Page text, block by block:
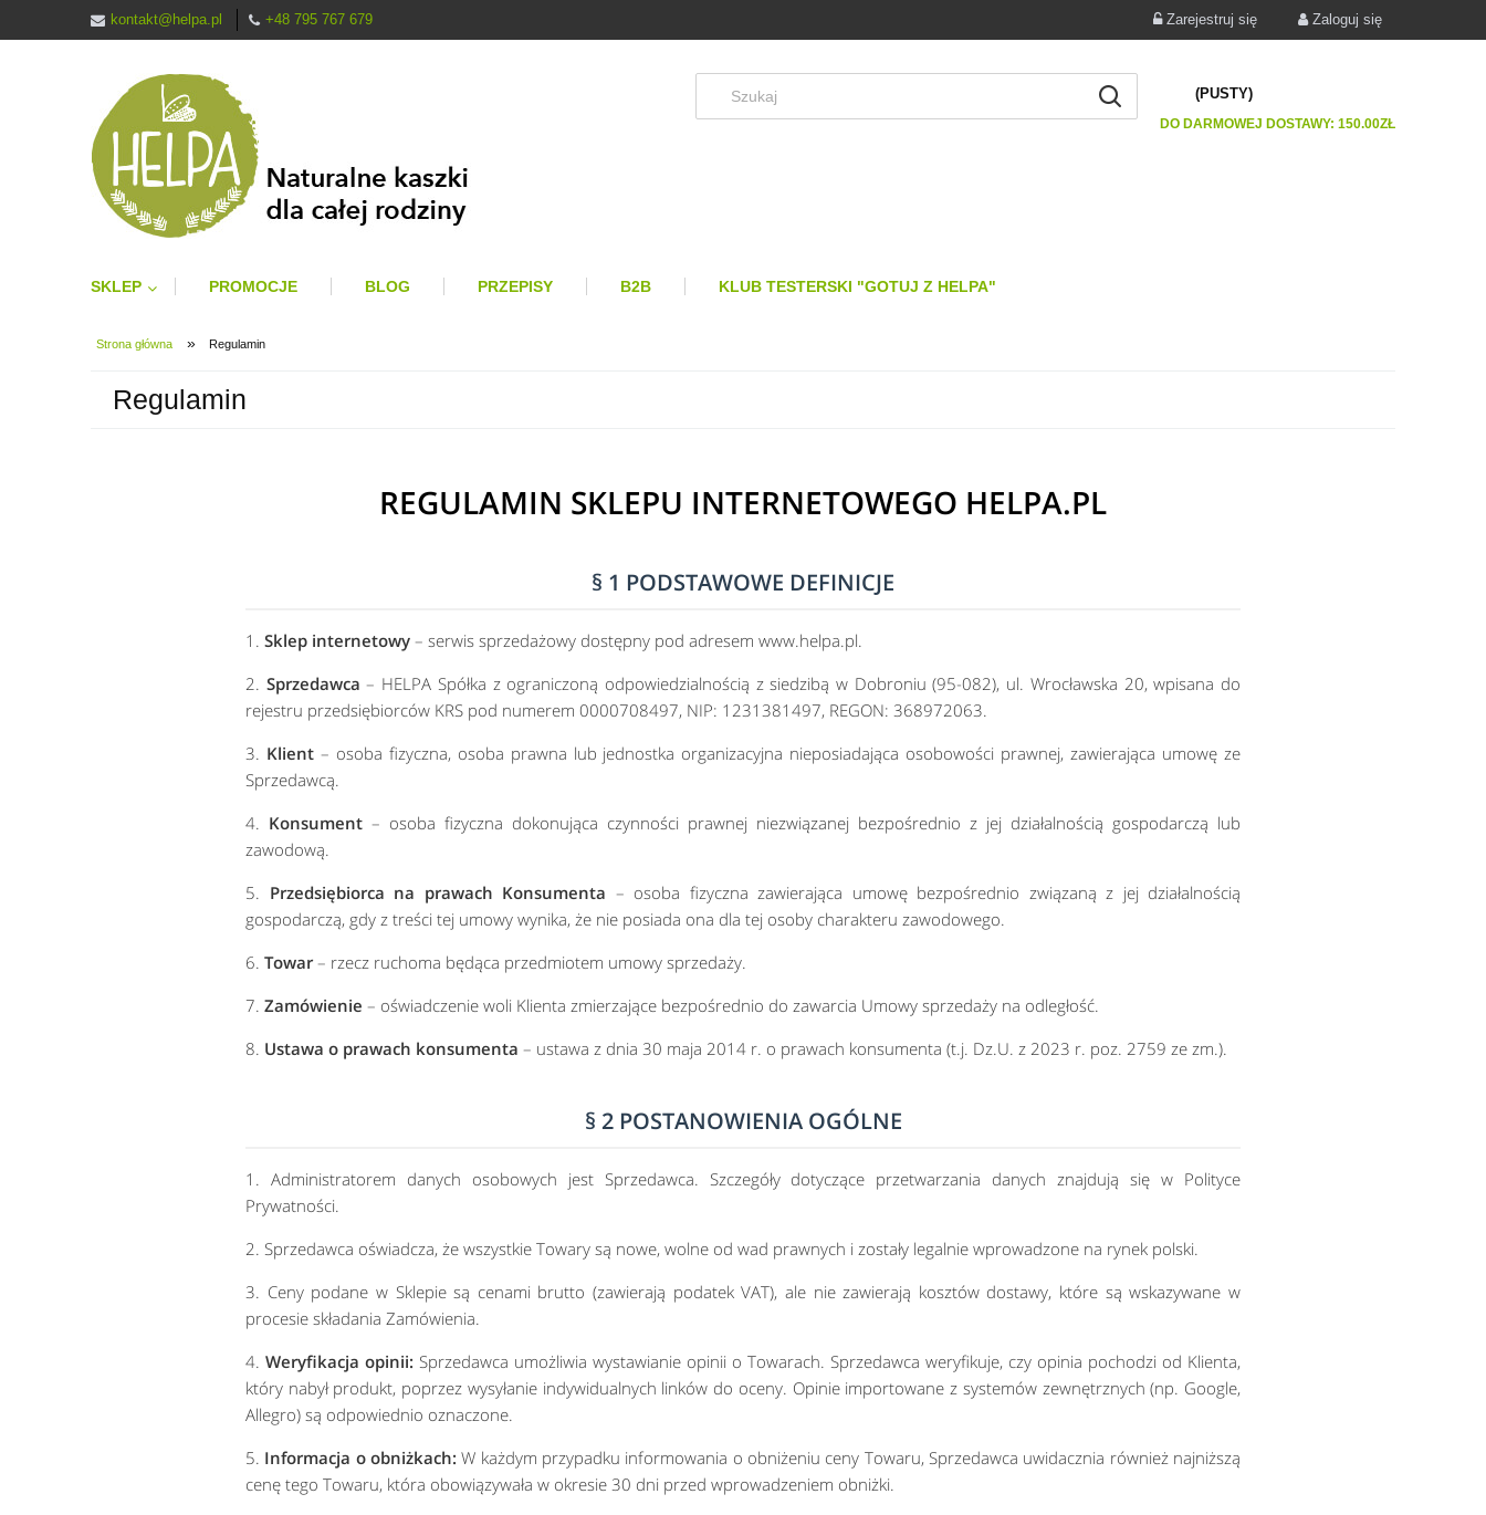
kontakt@helpa.pl +48 795 767 679 Zarejestruj się Zaloguj się
(PUSTY)
DO DARMOWEJ DOSTAWY: 150.00ZŁ
SKLEP PROMOCJE BLOG PRZEPISY B2B KLUB TESTERSKI "GOTUJ Z HELPA"
Strona główna » Regulamin
Regulamin
REGULAMIN SKLEPU INTERNETOWEGO HELPA.PL
§ 1 PODSTAWOWE DEFINICJE
1. Sklep internetowy – serwis sprzedażowy dostępny pod adresem www.helpa.pl.
2. Sprzedawca – HELPA Spółka z ograniczoną odpowiedzialnością z siedzibą w Dobroniu (95-082), ul. Wrocławska 20, wpisana do
rejestru przedsiębiorców KRS pod numerem 0000708497, NIP: 1231381497, REGON: 368972063.
3. Klient– osoba fizyczna, osoba prawna lub jednostka organizacyjna nieposiadająca osobowości prawnej, zawierająca umowę ze
Sprzedawcą.
4. Konsument – osoba fizyczna dokonująca czynności prawnej niezwiązanej bezpośrednio z jej działalnością gospodarczą lub
zawodową.
5. Przedsiębiorca na prawach Konsumenta – osoba fizyczna zawierająca umowę bezpośrednio związaną z jej działalnością
gospodarczą, gdy z treści tej umowy wynika, że nie posiada ona dla tej osoby charakteru zawodowego.
6. Towar– rzecz ruchoma będąca przedmiotem umowy sprzedaży.
7. Zamówienie – oświadczenie woli Klienta zmierzające bezpośrednio do zawarcia Umowy sprzedaży na odległość.
8. Ustawa o prawach konsumenta – ustawa z dnia 30 maja 2014 r. o prawach konsumenta (t.j. Dz.U. z 2023 r. poz. 2759 ze zm.).
§ 2 POSTANOWIENIA OGÓLNE
1. Administratorem danych osobowych jest Sprzedawca. Szczegóły dotyczące przetwarzania danych znajdują się w Polityce
Prywatności.
2. Sprzedawca oświadcza, że wszystkie Towary są nowe, wolne od wad prawnych i zostały legalnie wprowadzone na rynek polski.
3. Ceny podane w Sklepie są cenami brutto (zawierają podatek VAT), ale nie zawierają kosztów dostawy, które są wskazywane w
procesie składania Zamówienia.
4. Weryfikacja opinii: Sprzedawca umożliwia wystawianie opinii o Towarach. Sprzedawca weryfikuje, czy opinia pochodzi od Klienta,
który nabył produkt, poprzez wysyłanie indywidualnych linków do oceny. Opinie importowane z systemów zewnętrznych (np. Google,
Allegro) są odpowiednio oznaczone.
5. Informacja o obniżkach: W każdym przypadku informowania o obniżeniu ceny Towaru, Sprzedawca uwidacznia również najniższą
cenę tego Towaru, która obowiązywała w okresie 30 dni przed wprowadzeniem obniżki.